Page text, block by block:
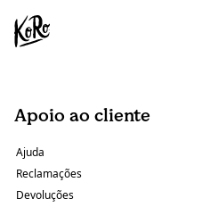
Apoio ao cliente
Ajuda
Reclamações
Devoluções